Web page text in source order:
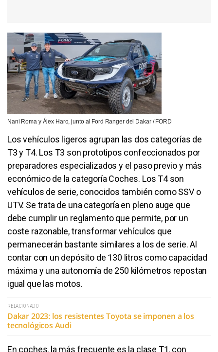
Nani Roma y Álex Haro, junto al Ford Ranger del Dakar / FORD
Los vehículos ligeros agrupan las dos categorías de
T3 y T4. Los T3 son prototipos confeccionados por
preparadores especializados y el paso previo y más
económico de la categoría Coches. Los T4 son
vehículos de serie, conocidos también como SSV o
UTV. Se trata de una categoría en pleno auge que
debe cumplir un reglamento que permite, por un
coste razonable, transformar vehículos que
permanecerán bastante similares a los de serie. Al
contar con un depósito de 130 litros como capacidad
máxima y una autonomía de 250 kilómetros repostan
igual que las motos.
RELACIONADO
Dakar 2023: los resistentes Toyota se imponen a los
tecnológicos Audi
En coches, la más frecuente es la clase T1, con